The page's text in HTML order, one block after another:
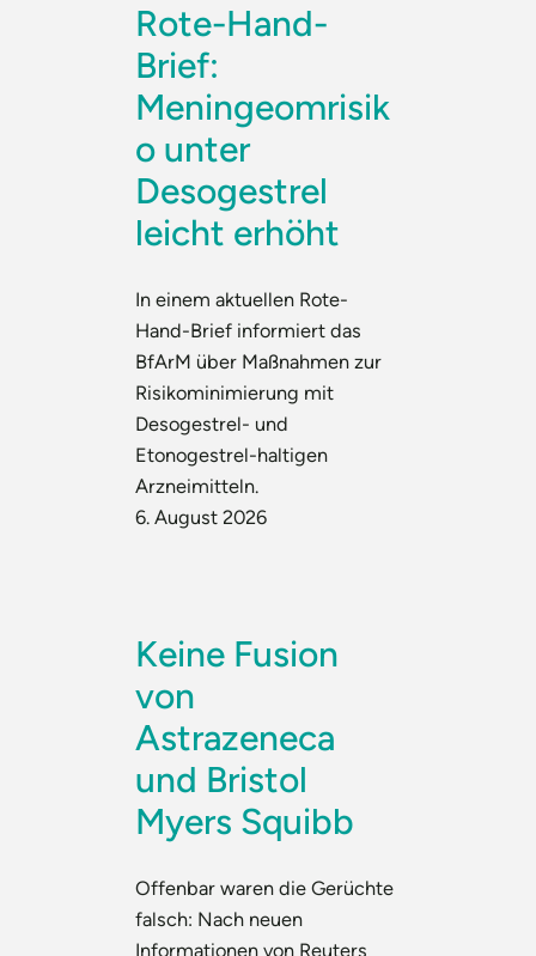
Rote-Hand-
Brief:
Meningeomrisik
o unter
Desogestrel
leicht erhöht
In einem aktuellen Rote-
Hand-Brief informiert das
BfArM über Maßnahmen zur
Risikominimierung mit
Desogestrel- und
Etonogestrel-haltigen
Arzneimitteln.
6. August 2026
Keine Fusion
von
Astrazeneca
und Bristol
Myers Squibb
Offenbar waren die Gerüchte
falsch: Nach neuen
Informationen von Reuters